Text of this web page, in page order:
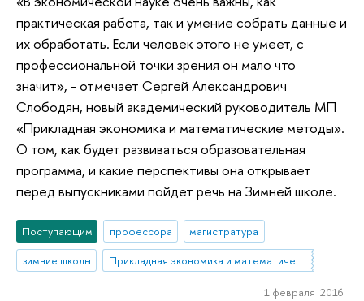
практическая работа, так и умение собрать данные и
их обработать. Если человек этого не умеет, с
профессиональной точки зрения он мало что
значит», - отмечает Сергей Александрович
Слободян, новый академический руководитель МП
«Прикладная экономика и математические методы».
О том, как будет развиваться образовательная
программа, и какие перспективы она открывает
перед выпускниками пойдет речь на Зимней школе.
Поступающим профессора
магистратура
зимние школы
Прикладная экономика и математические методы
1 февраля 2016